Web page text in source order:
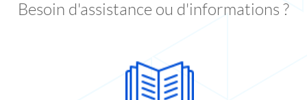
Besoin d'assistance ou d'informations ?